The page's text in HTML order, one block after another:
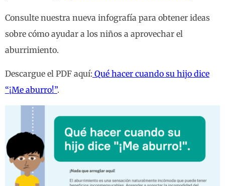
Consulte nuestra nueva infografía para obtener ideas
sobre cómo ayudar a los niños a aprovechar el
aburrimiento.
Descargue el PDF aquí: Qué hacer cuando su hijo dice
“¡Me aburro!”.